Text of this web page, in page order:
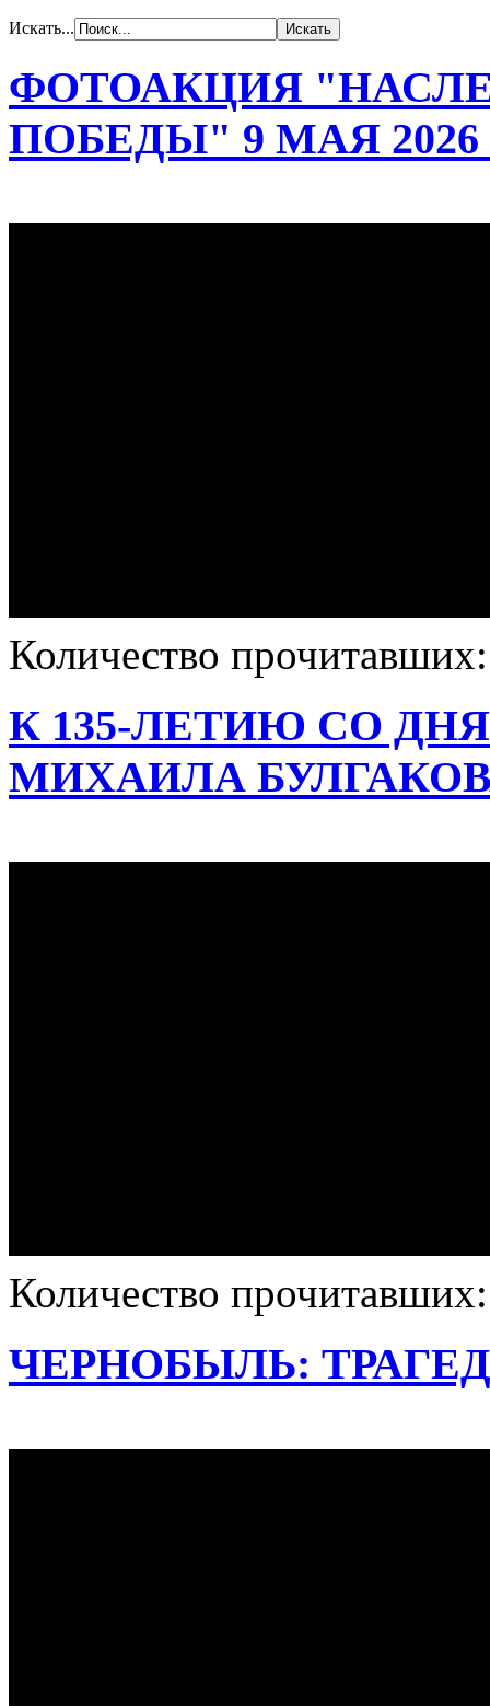
Искать...
ФОТОАКЦИЯ
ПОБЕДЫ" 9 МАЯ
Количество
К 135-ЛЕТИЮ СО
МИХАИЛА
Количество
ЧЕРНОБЫЛЬ: